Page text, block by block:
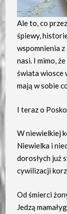
Ale to, co
śpiewy,
wspomnienia
nasi. I mimo,
świata wiosce
mają w sobie
I teraz o
W niewielkiej
Niewielka i
dorosłych już
cywilizacji
Od śmierci
Jedzą